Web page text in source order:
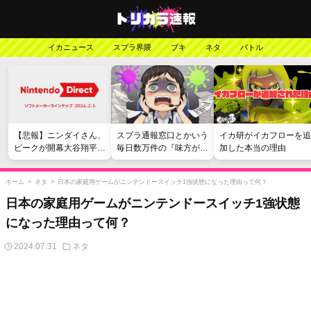
イカニュース スプラ界隈 ブキ ネタ バトル
【悲報】ニンダイさん、
ピークが開幕大谷翔平の
がっかりダイレクトだっ
たと言われてしまう
スプラ通報窓口とかいう
毎日数万件の『味方が弱
い』愚痴を読まされる苦
行
イカ研がイカフローを追
加した本当の理由
ホーム > ネタ > 日本の家庭用ゲームがニンテンドースイッチ1強状態になった理由って何？
日本の家庭用ゲームがニンテンドースイッチ1強状態
になった理由って何？
2024.07.31 ネタ